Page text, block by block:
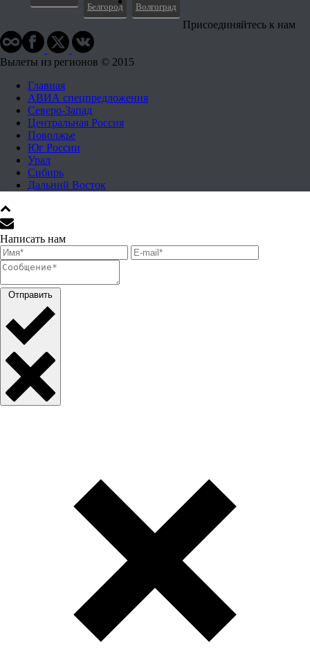
Белгород
Волгоград
Присоединяйтесь к нам
Вылеты из регионов © 2015
Главная
АВИА спецпредложения
Северо-Запад
Центральная Россия
Поволжье
Юг России
Урал
Сибирь
Дальний Восток
Написать нам
Отправить